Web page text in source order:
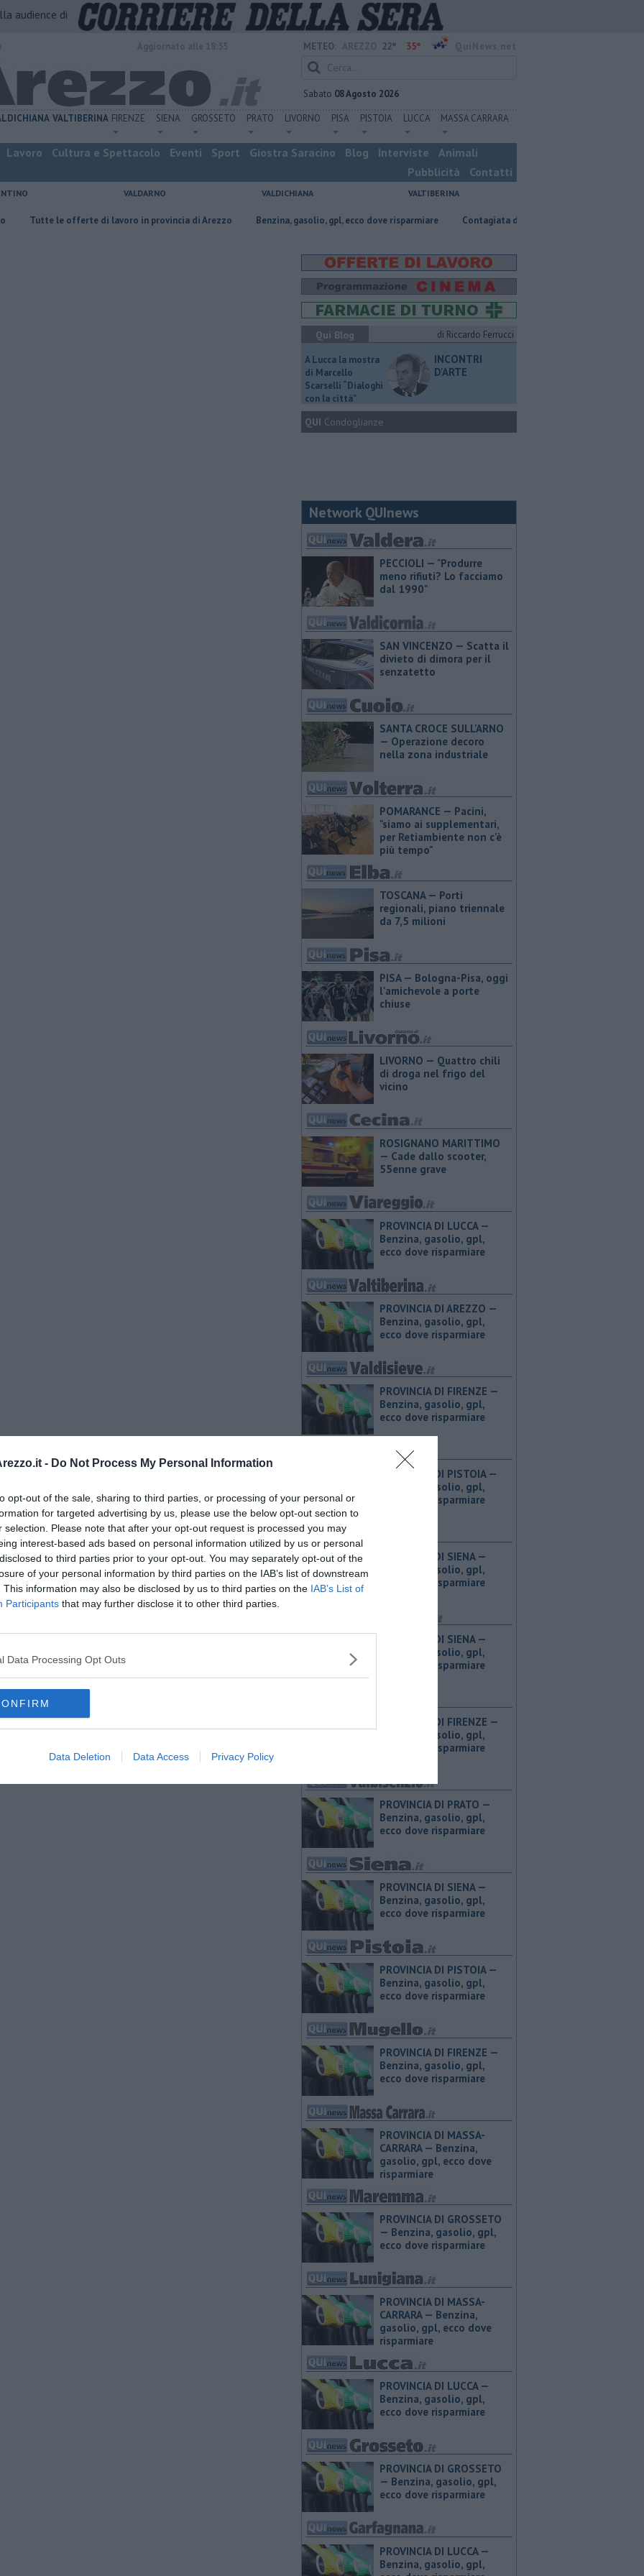
- Do Not Process My Personal Information
opt-out of the sale, sharing to third parties, or processing of your personal or
for targeted advertising by us, please use the below opt-out section to
selection. Please note that after your opt-out request is processed you may
interest-based ads based on personal information utilized by us or personal
to third parties prior to your opt-out. You may separately opt-out of the
of your personal information by third parties on the IAB’s list of downstream
This information may also be disclosed by us to third parties on the IAB’s List of
Participants that may further disclose it to other third parties.
Data Processing Opt Outs
Data Deletion Data Access Privacy Policy
audience di
METEO: 22° 35°
Sabato 08 Agosto 2026
VALTIBERINA FIRENZE SIENA GROSSETO PRATO LIVORNO PISA PISTOIA LUCCA MASSA CARRARA
Lavoro Cultura e Spettacolo Eventi Sport Giostra Saracino Blog Interviste
Animali
Pubblicità
Contatti
VALDARNO VALDICHIANA VALTIBERINA
le offerte di lavoro in provincia di Arezzo ​Benzina, gasolio, gpl, ecco dove risparmiare Contagiata da legionella, non ce l'ha fatta
Qui Blog di Riccardo Ferrucci
A Lucca la mostra
di Marcello
Scarselli “Dialoghi
con la città"
INCONTRI
D'ARTE
QUI Condoglianze
Network QUInews
PECCIOLI — "Produrre
meno rifiuti? Lo facciamo
dal 1990"
SAN VINCENZO — Scatta il
divieto di dimora per il
senzatetto
SANTA CROCE SULL'ARNO
— Operazione decoro
nella zona industriale
POMARANCE — Pacini,
"siamo ai supplementari,
per Retiambiente non c'è
più tempo"
TOSCANA — Porti
regionali, piano triennale
da 7,5 milioni
PISA — Bologna-Pisa, oggi
l'amichevole a porte
chiuse
LIVORNO — Quattro chili
di droga nel frigo del
vicino
ROSIGNANO MARITTIMO
— Cade dallo scooter,
55enne grave
PROVINCIA DI LUCCA — ​
Benzina, gasolio, gpl,
ecco dove risparmiare
PROVINCIA DI AREZZO — ​
Benzina, gasolio, gpl,
ecco dove risparmiare
PROVINCIA DI FIRENZE — ​
Benzina, gasolio, gpl,
ecco dove risparmiare
PROVINCIA DI PISTOIA — ​
Benzina, gasolio, gpl,
ecco dove risparmiare
PROVINCIA DI SIENA — ​
Benzina, gasolio, gpl,
ecco dove risparmiare
PROVINCIA DI SIENA — ​
Benzina, gasolio, gpl,
ecco dove risparmiare
PROVINCIA DI FIRENZE — ​
Benzina, gasolio, gpl,
ecco dove risparmiare
PROVINCIA DI PRATO — ​
Benzina, gasolio, gpl,
ecco dove risparmiare
PROVINCIA DI SIENA — ​
Benzina, gasolio, gpl,
ecco dove risparmiare
PROVINCIA DI PISTOIA — ​
Benzina, gasolio, gpl,
ecco dove risparmiare
PROVINCIA DI FIRENZE — ​
Benzina, gasolio, gpl,
ecco dove risparmiare
PROVINCIA DI MASSA-
CARRARA — ​Benzina,
gasolio, gpl, ecco dove
risparmiare
PROVINCIA DI GROSSETO
— ​Benzina, gasolio, gpl,
ecco dove risparmiare
PROVINCIA DI MASSA-
CARRARA — ​Benzina,
gasolio, gpl, ecco dove
risparmiare
PROVINCIA DI LUCCA — ​
Benzina, gasolio, gpl,
ecco dove risparmiare
PROVINCIA DI GROSSETO
— ​Benzina, gasolio, gpl,
ecco dove risparmiare
PROVINCIA DI LUCCA — ​
Benzina, gasolio, gpl,